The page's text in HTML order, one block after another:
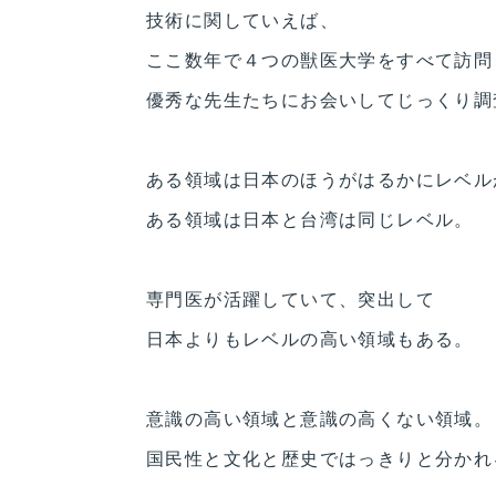
技術に関していえば、
ここ数年で４つの獣医大学をすべて訪問
優秀な先生たちにお会いしてじっくり調
ある領域は日本のほうがはるかにレベル
ある領域は日本と台湾は同じレベル。
専門医が活躍していて、突出して
日本よりもレベルの高い領域もある。
意識の高い領域と意識の高くない領域。
国民性と文化と歴史ではっきりと分かれ